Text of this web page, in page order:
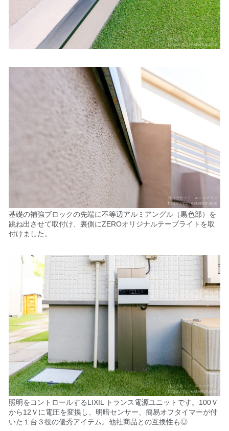
基礎の補強ブロックの先端に不等辺アルミアングル（黒色部）を
跳ね出させて取付け、裏側にZEROオリジナルテープライトを取
付けました。
照明をコントロールするLIXIL トランス電源ユニットです。100Ｖ
から12Ｖに電圧を変換し、明暗センサー、簡易オフタイマーが付
いた１台３役の優秀アイテム。他社商品との互換性も◎